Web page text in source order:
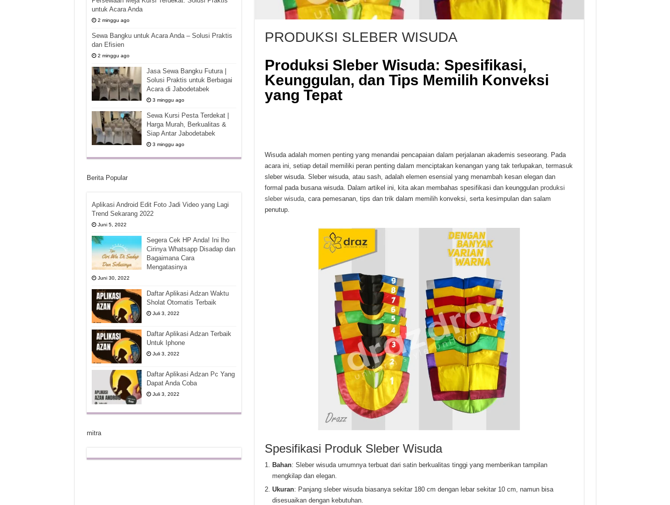
PRODUKSI SLEBER WISUDA
Produksi Sleber Wisuda: Spesifikasi,
Keunggulan, dan Tips Memilih Konveksi
yang Tepat
Wisuda adalah momen penting yang menandai pencapaian dalam perjalanan akademis seseorang. Pada
acara ini, setiap detail memiliki peran penting dalam menciptakan kenangan yang tak terlupakan, termasuk
sleber wisuda. Sleber wisuda, atau sash, adalah elemen esensial yang menambah kesan elegan dan
formal pada busana wisuda. Dalam artikel ini, kita akan membahas spesifikasi dan keunggulan produksi
sleber wisuda, cara pemesanan, tips dan trik dalam memilih konveksi, serta kesimpulan dan salam
penutup.
Spesifikasi Produk Sleber Wisuda
Bahan: Sleber wisuda umumnya terbuat dari satin berkualitas tinggi yang memberikan tampilan
mengkilap dan elegan.
Ukuran: Panjang sleber wisuda biasanya sekitar 180 cm dengan lebar sekitar 10 cm, namun bisa
disesuaikan dengan kebutuhan.
untuk Acara Anda
2 minggu ago
Sewa Bangku untuk Acara Anda – Solusi Praktis
dan Efisien
2 minggu ago
Jasa Sewa Bangku Futura |
Solusi Praktis untuk Berbagai
Acara di Jabodetabek
3 minggu ago
Sewa Kursi Pesta Terdekat |
Harga Murah, Berkualitas &
Siap Antar Jabodetabek
3 minggu ago
Berita Popular
Aplikasi Android Edit Foto Jadi Video yang Lagi
Trend Sekarang 2022
Juni 5, 2022
Segera Cek HP Anda! Ini lho
Cirinya Whatsapp Disadap dan
Bagaimana Cara
Mengatasinya
Juni 30, 2022
Daftar Aplikasi Adzan Waktu
Sholat Otomatis Terbaik
Juli 3, 2022
Daftar Aplikasi Adzan Terbaik
Untuk Iphone
Juli 3, 2022
Daftar Aplikasi Adzan Pc Yang
Dapat Anda Coba
Juli 3, 2022
mitra